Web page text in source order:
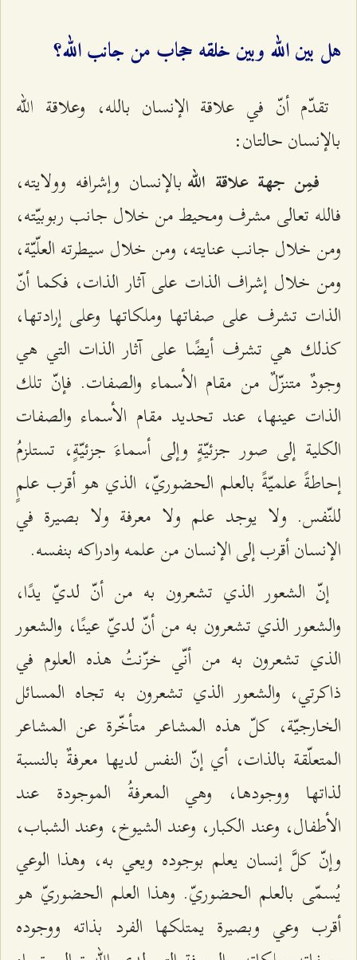
هل بين الله وبين خلقه حجاب من جانب الله؟
تقدّم أنّ في علاقة الإنسان بالله، وعلاقة الله
بالإنسان حالتان:
فمِن جهة علاقة اللهبالإنسان وإشرافه وولايته،
فالله تعالى مشرف ومحيط من خلال جانب ربوبيّته،
ومن خلال جانب عنايته، ومن خلال سيطرته العلّيّة،
ومن خلال إشراف الذات على آثار الذات، فكما أنّ
الذات تشرف على صفاتها وملكاتها وعلى إرادتها،
كذلك هي تشرف أيضًا على آثار الذات التي هي
وجودٌ متنزّلٌ من مقام الأسماء والصفات. فإنّ تلك
الذات عينها، عند تحديد مقام الأسماء والصفات
الكلية إلى صور جزئيّةٍ وإلى أسماءَ جزئيّةٍ، تستلزمُ
إحاطةً علميّةً بالعلم الحضوريّ، الذي هو أقرب علمٍ
للنّفس. ولا يوجد علم ولا معرفة ولا بصيرة في
الإنسان أقرب إلى الإنسان من علمه وادراكه بنفسه.
إنّ الشعور الذي تشعرون به من أنّ لديّ يدًا،
والشعور الذي تشعرون به من أنّ لديّ عينًا، والشعور
الذي تشعرون به من أنّي خزّنتُ هذه العلوم في
ذاكرتي، والشعور الذي تشعرون به تجاه المسائل
الخارجيّة، كلّ هذه المشاعر متأخّرة عن المشاعر
المتعلّقة بالذات، أي إنّ النفس لديها معرفةٌ بالنسبة
لذاتها ووجودها، وهي المعرفةُ الموجودة عند
الأطفال، وعند الكبار، وعند الشيوخ، وعند الشباب،
وإنّ كلَّ إنسان يعلم بوجوده ويعي به، وهذا الوعي
يُسمّى بالعلم الحضوريّ. وهذا العلم الحضوريّ هو
أقرب وعي وبصيرة يمتلكها الفرد بذاته ووجوده